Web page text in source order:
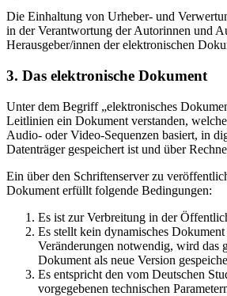
Die Einhaltung von Urheber- und
in der Verantwortung der Autorinnen und
Herausgeber/innen der elektronischen
3. Das elektronische Dokument
Unter dem Begriff „elektronisches
Leitlinien ein Dokument verstanden,
Audio- oder Video-Sequenzen basiert, in
Datenträger gespeichert ist und über
Ein über den Schriftenserver zu
Dokument erfüllt folgende Bedingungen:
Es ist zur Verbreitung in der
Es stellt kein dynamisches Dokument
Veränderungen notwendig, wird das
Dokument als neue Version
Es entspricht den vom Deutschen
vorgegebenen technischen